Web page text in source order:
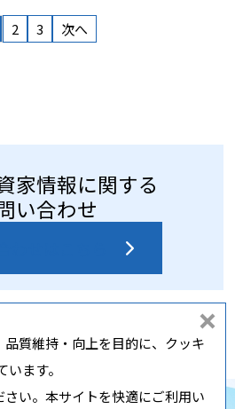
2 3 次へ
家情報に関する
い合わせ
質維持・向上を目的に、クッキ
ます。
さい。本サイトを快適にご利用い
意
な